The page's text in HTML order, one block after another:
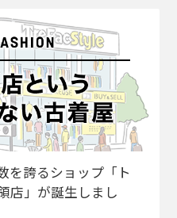
を誇るショップ「ト
店」が誕生しまし